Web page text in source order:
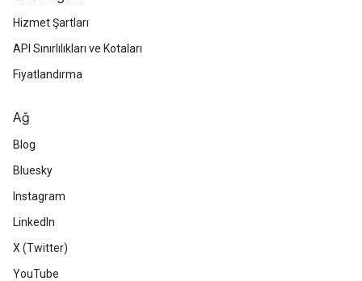
Hizmet Şartları
API Sınırlılıkları ve Kotaları
Fiyatlandırma
Ağ
Blog
Bluesky
Instagram
LinkedIn
X (Twitter)
YouTube